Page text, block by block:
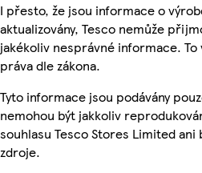
I přesto, že jsou informace o
aktualizovány, Tesco nemůže
jakékoliv nesprávné informace. To
práva dle zákona.
Tyto informace jsou podávány
nemohou být jakkoliv
souhlasu Tesco Stores Limited ani
zdroje.